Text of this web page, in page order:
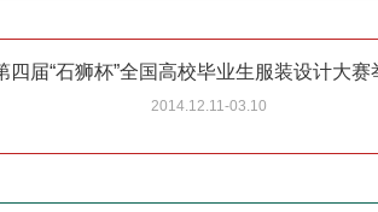
2014.12.11-03.10